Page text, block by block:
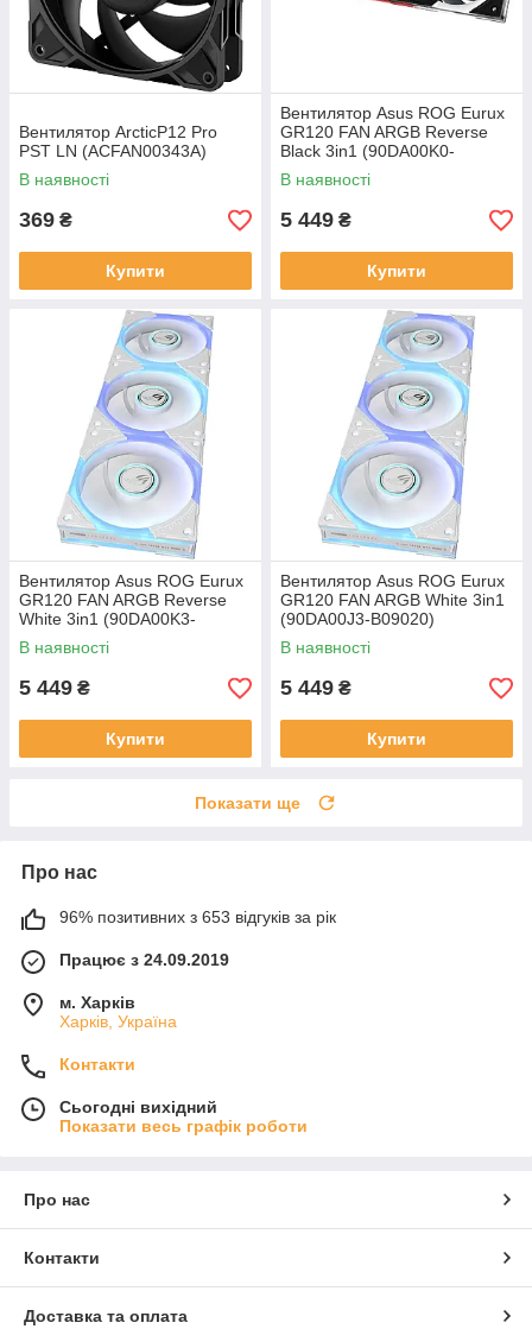
Вентилятор ArcticP12 Pro
PST LN (ACFAN00343A)
В наявності
369 ₴
Купити
Вентилятор Asus ROG Eurux
GR120 FAN ARGB Reverse
Black 3in1 (90DA00K0-
B09020)
В наявності
5 449 ₴
Купити
Вентилятор Asus ROG Eurux
GR120 FAN ARGB Reverse
White 3in1 (90DA00K3-
B09020)
В наявності
5 449 ₴
Купити
Вентилятор Asus ROG Eurux
GR120 FAN ARGB White 3in1
(90DA00J3-B09020)
В наявності
5 449 ₴
Купити
Показати ще
Про нас
96% позитивних з 653 відгуків за рік
Працює з 24.09.2019
м. Харків
Харків, Україна
Контакти
Сьогодні вихідний
Показати весь графік роботи
Про нас
Контакти
Доставка та оплата